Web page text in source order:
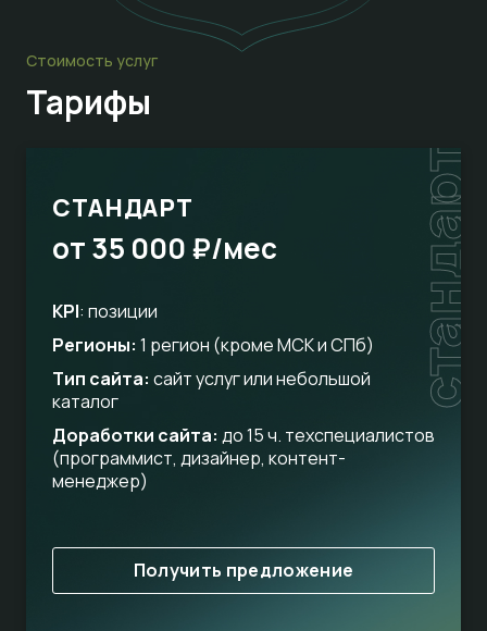
Стоимость услуг
Тарифы
стандарт
СТАНДАРТ
от 35 000 ₽/мес
KPI: позиции
Регионы: 1 регион (кроме МСК и СПб)
Тип сайта: сайт услуг или небольшой
каталог
Доработки сайта: до 15 ч. техспециалистов
(программист, дизайнер, контент-
менеджер)
Получить предложение